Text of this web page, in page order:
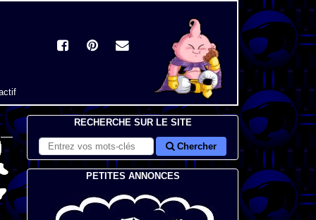
RECHERCHE SUR LE SITE
Chercher
PETITES ANNONCES